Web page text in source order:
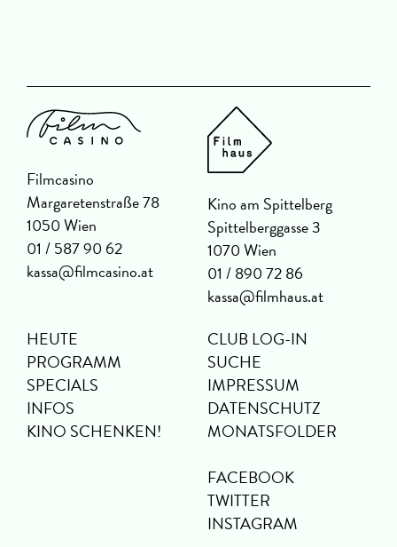
Filmcasino
Margaretenstraße 78
1050 Wien
01 / 587 90 62
kassa@filmcasino.at
Kino am Spittelberg
Spittelberggasse 3
1070 Wien
01 / 890 72 86
kassa@filmhaus.at
HEUTE
PROGRAMM
SPECIALS
INFOS
KINO SCHENKEN!
CLUB LOG-IN
SUCHE
IMPRESSUM
DATENSCHUTZ
MONATSFOLDER
FACEBOOK
TWITTER
INSTAGRAM